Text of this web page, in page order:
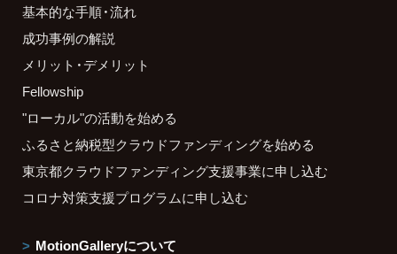
基本的な手順・流れ
成功事例の解説
メリット・デメリット
Fellowship
"ローカル"の活動を始める
ふるさと納税型クラウドファンディングを始める
東京都クラウドファンディング支援事業に申し込む
コロナ対策支援プログラムに申し込む
MotionGalleryについて